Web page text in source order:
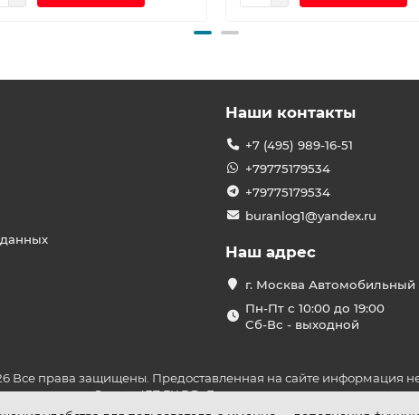
Наши контакты
+7 (495) 989-16-51
+79775179534
+79775179534
buranlog1@yandex.ru
Наш адрес
г. Москва Автомобильный
Пн-Пт с 10:00 до 19:00
Сб-Вс - выходной
Все права защищены. Предоставленная на сайте информация
Статьи 437 ГК РФ. До оплаты товара удостоверьтесь